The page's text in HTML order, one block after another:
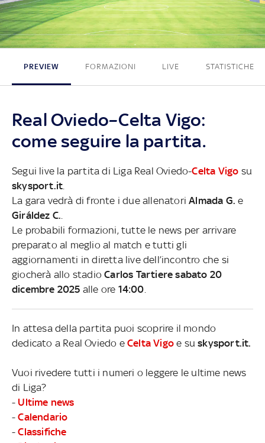
0 - 0
PREVIEW FORMAZIONI LIVE STATISTICHE
Real Oviedo–Celta Vigo:
come seguire la partita.
Segui live la partita di Liga Real Oviedo-Celta Vigo su
skysport.it
La gara vedrà di fronte i due allenatoriAlmada G. e
Giráldez C.
Le probabili formazioni, tutte le news per arrivare
preparato al meglio al match e tutti gli
aggiornamenti in diretta live dell’incontro che si
giocherà allo stadioCarlos Tartiere sabato 20
dicembre 2025 alle ore 14:00
In attesa della partita puoi scoprire il mondo
dedicato a Real Oviedo e Celta Vigo e suskysport.it.
Vuoi rivedere tutti i numeri o leggere le ultime news
di Liga?
- Ultime news
-Calendario
-Classifiche